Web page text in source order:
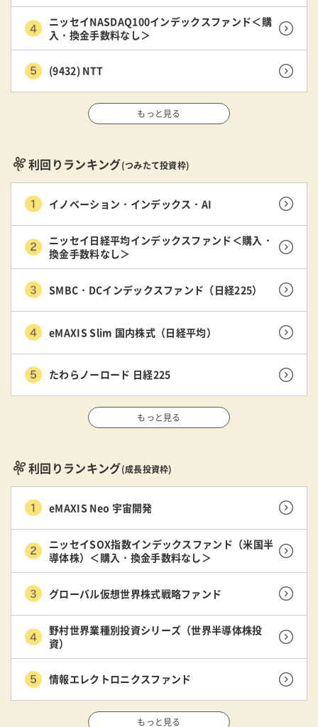
ニッセイNASDAQ100インデックスファンド＜購
入・換金手数料なし＞
(9432) NTT
もっと見る
利回りランキング(つみたて投資枠)
イノベーション・インデックス・AI
ニッセイ日経平均インデックスファンド＜購入・
換金手数料なし＞
SMBC・DCインデックスファンド（日経225）
eMAXIS Slim 国内株式（日経平均）
たわらノーロード 日経225
もっと見る
利回りランキング(成長投資枠)
eMAXIS Neo 宇宙開発
ニッセイSOX指数インデックスファンド（米国半
導体株）＜購入・換金手数料なし＞
グローバル仮想世界株式戦略ファンド
野村世界業種別投資シリーズ（世界半導体株投
資）
情報エレクトロニクスファンド
もっと見る